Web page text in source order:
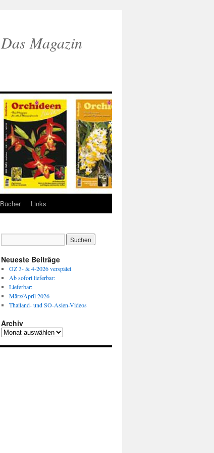
Das Magazin
Bücher Links
Neueste Beiträge
OZ 3- & 4-2026 verspätet
Ab sofort lieferbar:
Lieferbar:
März/April 2026
Thailand- und SO-Asien-Videos
Archiv
Archiv